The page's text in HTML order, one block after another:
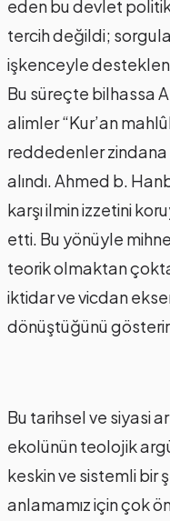
eden bu devlet
tercih değildi;
işkenceyle
Bu süreçte bilhassa
alimler “Kur’an
reddedenler zindana
alındı. Ahmed b.
karşı ilmin izzetini
etti. Bu yönüyle mihne
teorik olmaktan
iktidar ve vicdan
dönüştüğünü gösterir.
Bu tarihsel ve siyasi
ekolünün teolojik
keskin ve sistemli bir
anlamamız için çok